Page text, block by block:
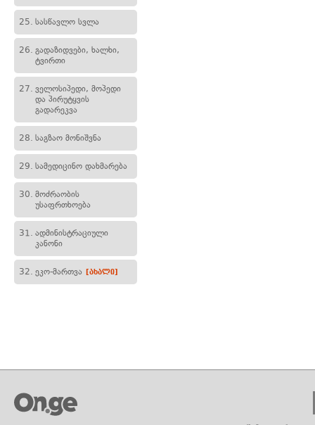
25. სასწავლო სვლა
26. გადაზიდვები, ხალხი,
ტვირთი
27. ველოსიპედი, მოპედი
და პირუტყვის
გადარეკვა
28. საგზაო მონიშვნა
29. სამედიცინო დახმარება
30. მოძრაობის
უსაფრთხოება
31. ადმინისტრაციული
კანონი
32. ეკო-მართვა [ახალი]